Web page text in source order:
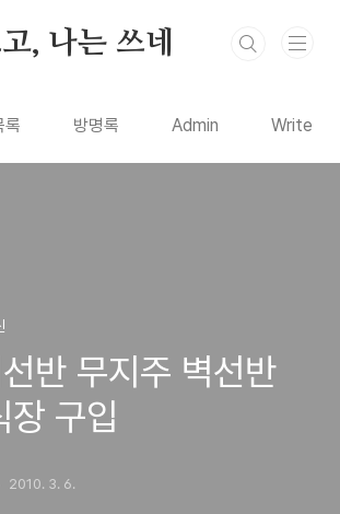
, 나는 쓰네
록 방명록 Admin Write
반 무지주 벽선반
장 구입
2010. 3. 6.